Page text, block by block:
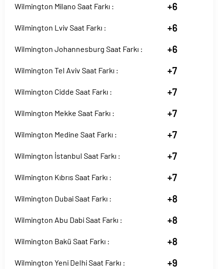
Wilmington Milano Saat Farkı : +6
Wilmington Lviv Saat Farkı : +6
Wilmington Johannesburg Saat Farkı : +6
Wilmington Tel Aviv Saat Farkı : +7
Wilmington Cidde Saat Farkı : +7
Wilmington Mekke Saat Farkı : +7
Wilmington Medine Saat Farkı : +7
Wilmington İstanbul Saat Farkı : +7
Wilmington Kıbrıs Saat Farkı : +7
Wilmington Dubai Saat Farkı : +8
Wilmington Abu Dabi Saat Farkı : +8
Wilmington Bakü Saat Farkı : +8
Wilmington Yeni Delhi Saat Farkı : +9